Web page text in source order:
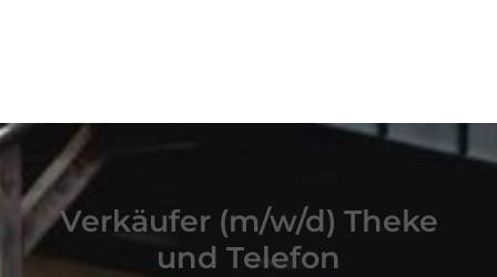
Verkäufer (m/w/d) Theke
und Telefon